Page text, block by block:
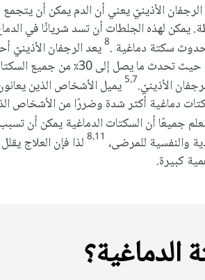
الأذينيّ يعني أن الدم يمكن أن
يمكن لهذه الجلطات أن تسد شريانًا في
سكتة دماغية .8يعد الرجفان الأذينيّ
أكثر أسباب السكتة الدماغية شيوعًا، حيث تحدث ما يصل إلى 30٪ من
الأذينيّ.5،7 يميل الأشخاص الذين
دماغية أكثر شدة وضررًا من الأشخاص
جميعًا أن السكتات الدماغية يمكن أن
والنفسية للمرضى، 8،11 لذا فإن العلاج
كبيرة.
الدماغية؟